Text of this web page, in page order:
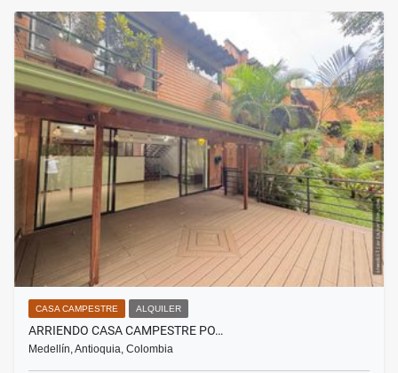
CASA CAMPESTRE ALQUILER
ARRIENDO CASA CAMPESTRE PO…
Medellín, Antioquia, Colombia